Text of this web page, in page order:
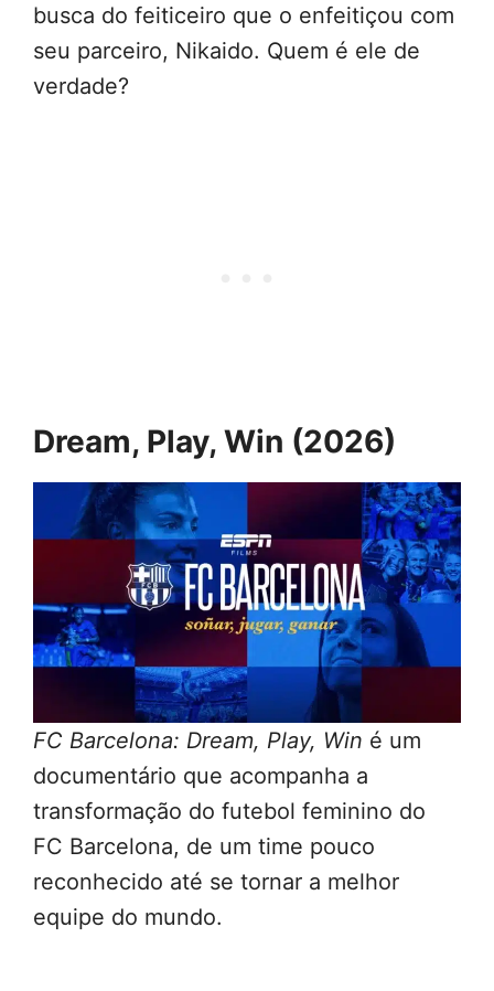
busca do feiticeiro que o enfeitiçou com
seu parceiro, Nikaido. Quem é ele de
verdade?
Dream, Play, Win (2026)
FC Barcelona: Dream, Play, Win é um
documentário que acompanha a
transformação do futebol feminino do
FC Barcelona, de um time pouco
reconhecido até se tornar a melhor
equipe do mundo.